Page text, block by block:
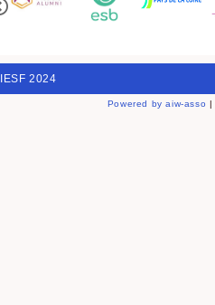
IESF 2024
Powered by aiw-asso |